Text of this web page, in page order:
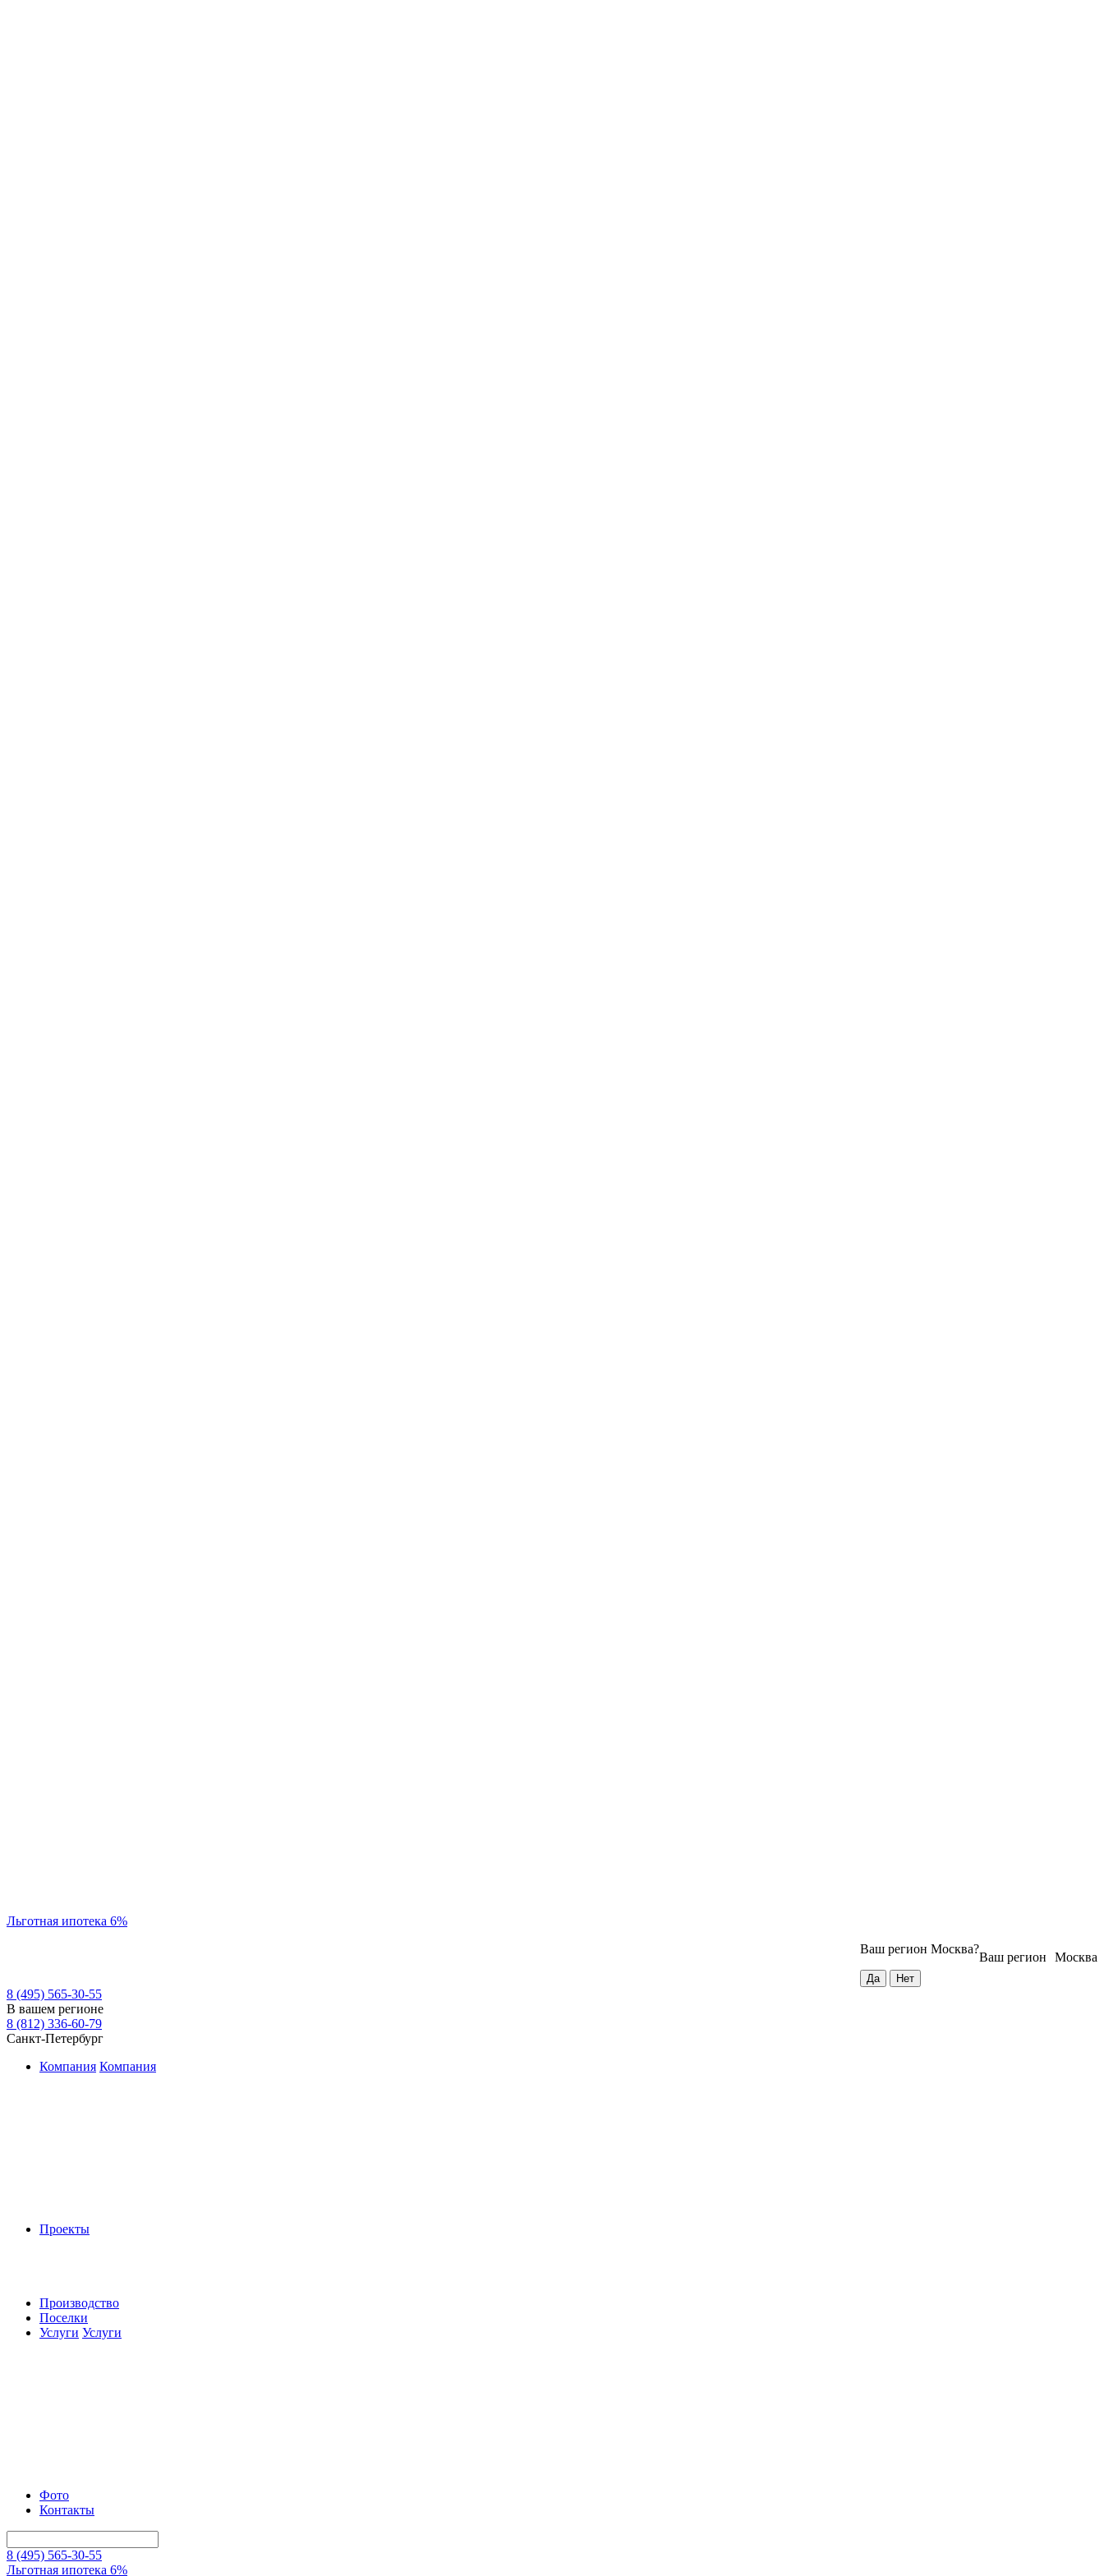
Льготная ипотека 6%
Москва
Ваш регион
Ваш регион Москва?
8 (495) 565-30-55
В вашем регионе
8 (812) 336-60-79
Санкт-Петербург
Компания Компания
Проекты
Производство
Поселки
Услуги Услуги
Фото
Контакты
8 (495) 565-30-55
Льготная ипотека 6%